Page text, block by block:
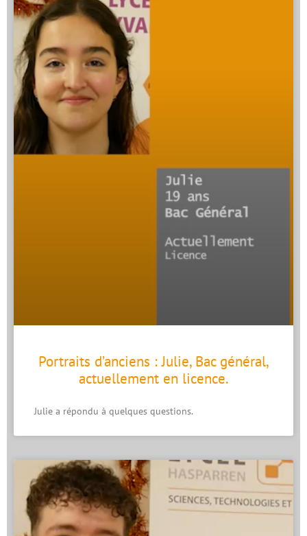
Portraits d’anciens : Julie, Bac général,
actuellement en licence.
Julie a répondu à quelques questions.